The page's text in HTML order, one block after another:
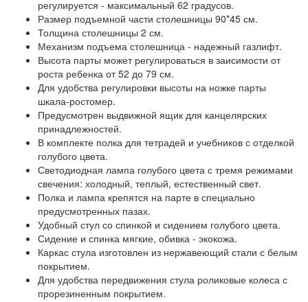
регулируется - максимальный 62 градусов.
Размер подъемной части столешницы 90*45 см.
Толщина столешницы 2 см.
Механизм подъема столешница - надежный газлифт.
Высота парты может регулироваться в заисимости от
роста ребенка от 52 до 79 см.
Для удобства регулировки высоты на ножке парты
шкала-ростомер.
Предусмотрен выдвижной ящик для канцелярских
принадлежностей.
В комплекте полка для тетрадей и учебников с отделкой
голубого цвета.
Светодиодная лампа голубого цвета с тремя режимами
свечения: холодный, теплый, естественный свет.
Полка и лампа крепятся на парте в специально
предусмотренных пазах.
Удобный стул со спинкой и сидением голубого цвета.
Сидение и спинка мягкие, обивка - экокожа.
Каркас стула изготовлен из нержавеющий стали с белым
покрытием.
Для удобства передвижения стула роликовые колеса с
прорезиненным покрытием.